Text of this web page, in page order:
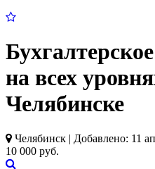
на всех
Челябинске
Челябинск | Добавлено: 11
10 000 руб.